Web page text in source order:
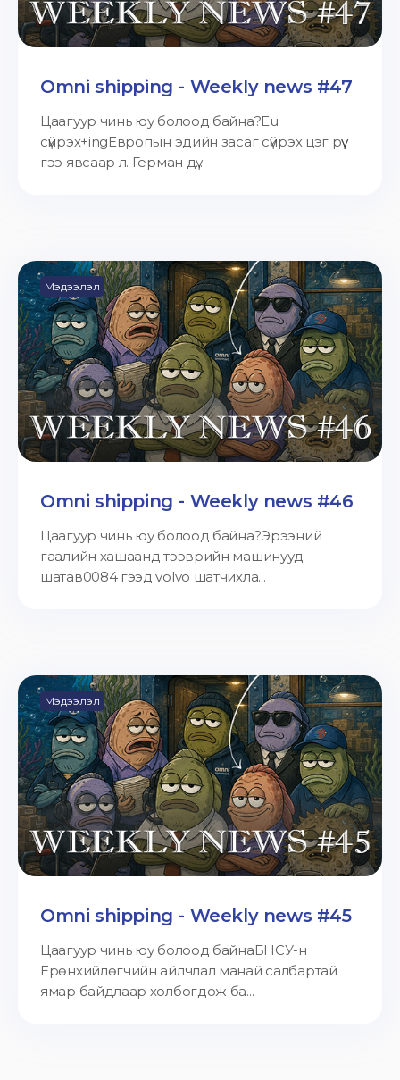
Omni shipping - Weekly news #47
Цаагуур чинь юу болоод байна?Eu
сүйрэх+ingЕвропын эдийн засаг сүйрэх цэг рүү
гээ явсаар л. Герман дү...
Мэдээлэл
Omni shipping - Weekly news #46
Цаагуур чинь юу болоод байна?Эрээний
гаалийн хашаанд тээврийн машинууд
шатав0084 гээд volvo шатчихла...
Мэдээлэл
Omni shipping - Weekly news #45
Цаагуур чинь юу болоод байнаБНСУ-н
Ерөнхийлөгчийн айлчлал манай салбартай
ямар байдлаар холбогдож ба...